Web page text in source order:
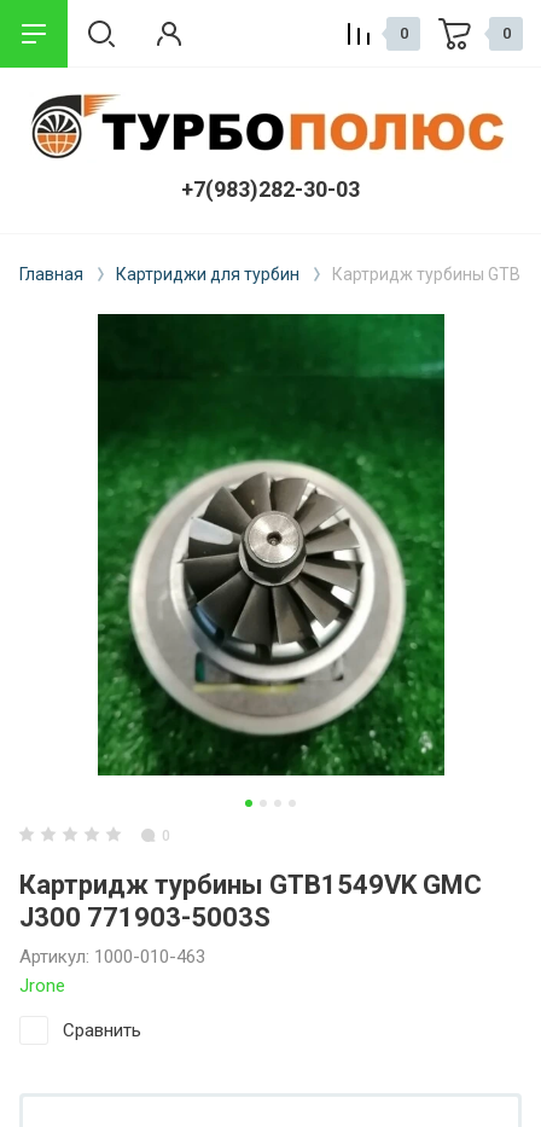
+7(983)282-30-03
0 0
Главная Картриджи для турбин Картридж турбины
0
Картридж турбины GTB1549VK GMC
J300 771903-5003S
Артикул: 1000-010-463
Jrone
Сравнить